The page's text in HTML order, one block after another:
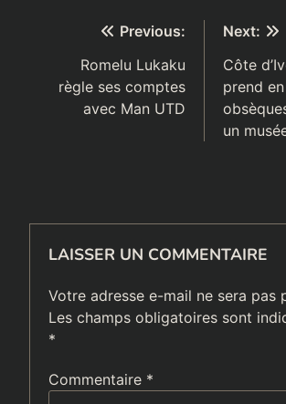
rangs de Boko
Navigation
l’article
Previous:
Romelu Lukaku
règle ses comptes
avec Man UTD
Next:
Côte
prend
un
LAISSER UN COMMENTAIRE
Votre adresse e-mail ne sera pas
Les champs obligatoires sont
*
Commentaire *